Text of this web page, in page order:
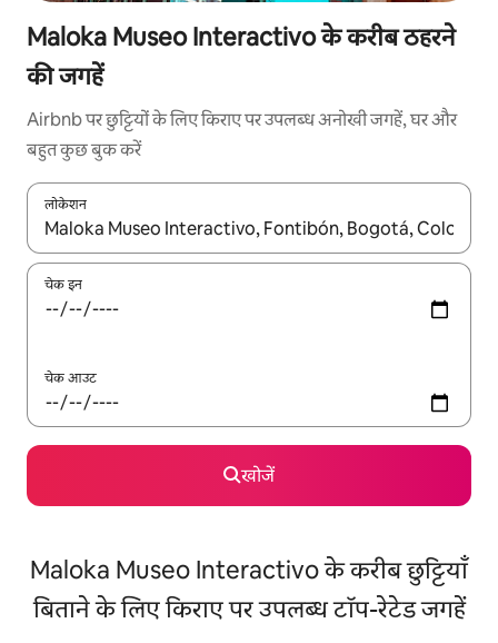
Maloka Museo Interactivo के करीब ठहरने
की जगहें
Airbnb पर छुट्टियों के लिए किराए पर उपलब्ध अनोखी जगहें, घर और
बहुत कुछ बुक करें
लोकेशन
नतीजों के उपलब्ध होने पर, अप और डाउन 'ऐरो की' का इस्तेमाल करके नेविगेट
चेक इन
चेक आउट
खोजें
Maloka Museo Interactivo के करीब छुट्टियाँ
बिताने के लिए किराए पर उपलब्ध टॉप-रेटेड जगहें